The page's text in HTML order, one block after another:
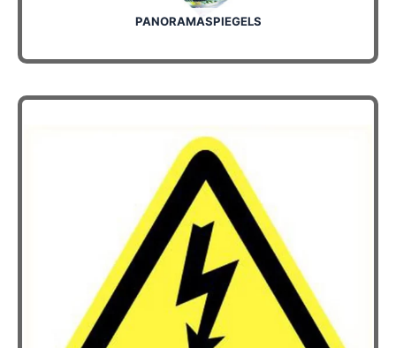
PANORAMASPIEGELS